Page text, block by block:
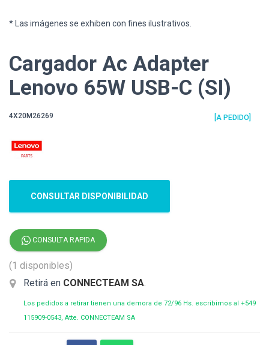
* Las imágenes se exhiben con fines ilustrativos.
Cargador Ac Adapter
Lenovo 65W USB-C (SI)
4X20M26269 [A PEDIDO]
CONSULTAR DISPONIBILIDAD
CONSULTA RAPIDA
(1 disponibles)
Retirá en CONNECTEAM SA.
Los pedidos a retirar tienen una demora de 72/96 Hs. escribirnos al +549
115909-0543, Atte. CONNECTEAM SA